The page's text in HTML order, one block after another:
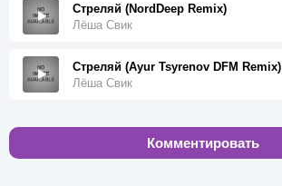
Стреляй (NordDeep Remix)
Лёша Свик
Стреляй (Ayur Tsyrenov DFM Remix)
Лёша Свик
Комментировать